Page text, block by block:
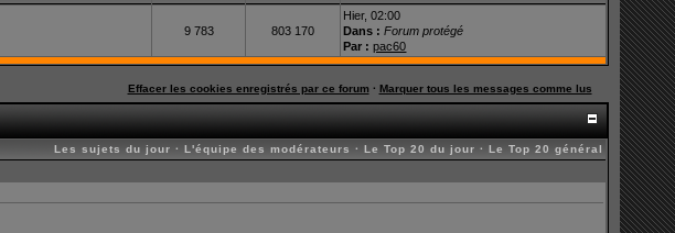
9 783 803 170
Hier, 02:00
Dans : Forum protégé
Par : pac60
Effacer les cookies enregistrés par ce forum· Marquer tous les messages comme lus
Les sujets du jour ·L'équipe des modérateurs ·Le Top 20 du jour ·Le Top 20 général